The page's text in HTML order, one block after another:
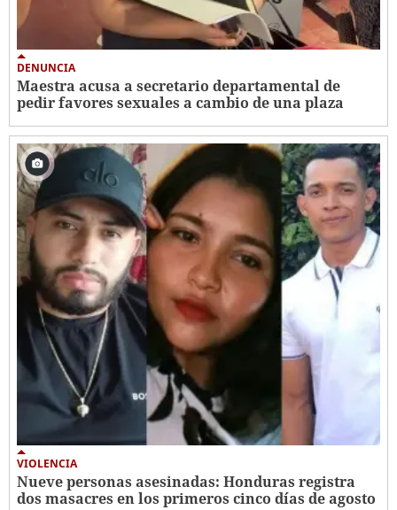
DENUNCIA
Maestra acusa a secretario departamental de
pedir favores sexuales a cambio de una plaza
VIOLENCIA
Nueve personas asesinadas: Honduras registra
dos masacres en los primeros cinco días de agosto